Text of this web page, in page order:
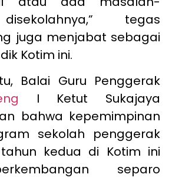
tegas
juga menjabat sebagai
Kotim ini.
Balai Guru Penggerak
I Ketut Sukajaya
bahwa kepemimpinan
sekolah penggerak
kedua di Kotim ini
separo